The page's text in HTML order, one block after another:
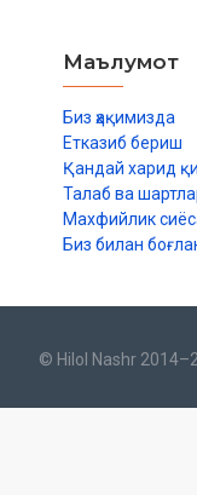
Маълумот
Биз ҳақимизда
Етказиб бериш
Қандай харид
Талаб ва
Махфийлик
Биз билан
© Hilol Nashr